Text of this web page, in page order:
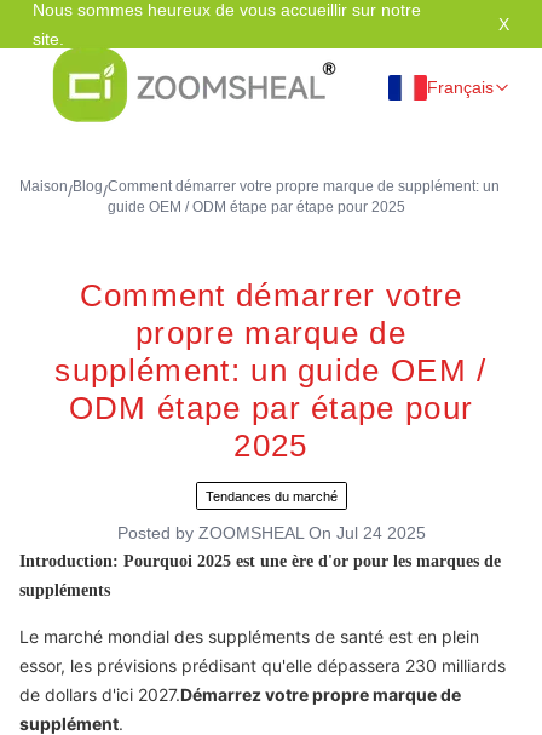
Nous sommes heureux de vous accueillir sur notre
site.
X
Français
Maison/Blog/Comment démarrer votre propre marque de supplément: un
guide OEM / ODM étape par étape pour 2025
Comment démarrer votre
propre marque de
supplément: un guide OEM /
ODM étape par étape pour
2025
Tendances du marché
Posted by ZOOMSHEAL On Jul 24 2025
Introduction: Pourquoi 2025 est une ère d'or pour les marques de
suppléments
Le marché mondial des suppléments de santé est en plein
essor, les prévisions prédisant qu'elle dépassera 230 milliards
de dollars d'ici 2027.Démarrez votre propre marque de
supplément.